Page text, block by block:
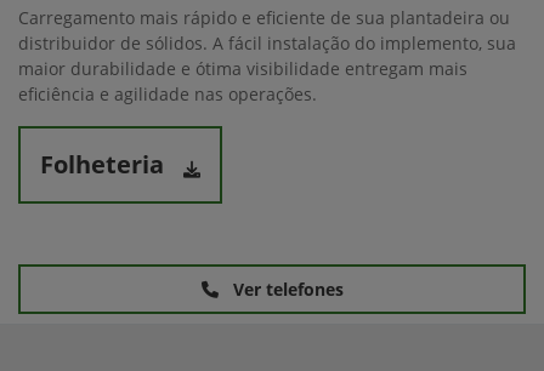
Carregamento mais rápido e eficiente de sua plantadeira ou
distribuidor de sólidos. A fácil instalação do implemento, sua
maior durabilidade e ótima visibilidade entregam mais
eficiência e agilidade nas operações.
Folheteria
Ver telefones